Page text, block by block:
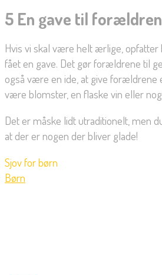
5 En gave til
Hvis vi skal være helt ærlige, opfatter
fået en gave. Det gør forældrene til
også være en ide, at give forældrene
være blomster, en flaske vin eller
Det er måske lidt utraditionelt, men
at der er nogen der bliver glade!
Sjov for børn
Børn